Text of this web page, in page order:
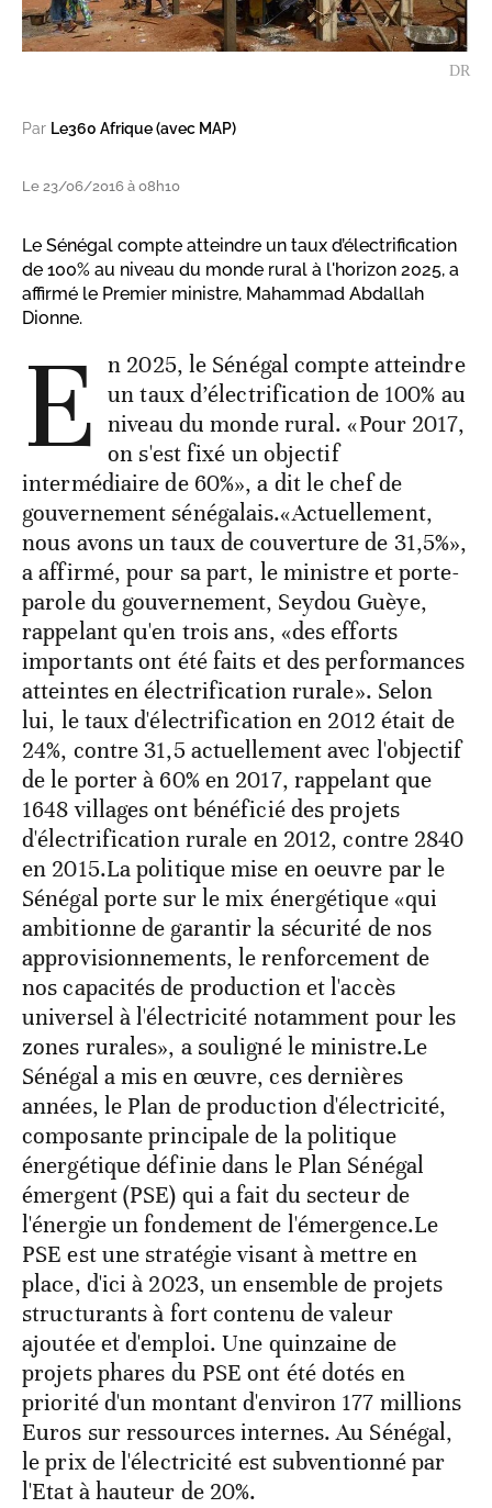
DR
Par Le360 Afrique (avec MAP)
Le 23/06/2016 à 08h10
Le Sénégal compte atteindre un taux d’électrification
de 100% au niveau du monde rural à l'horizon 2025, a
affirmé le Premier ministre, Mahammad Abdallah
Dionne.
E n 2025, le Sénégal compte atteindre
un taux d’électrification de 100% au
niveau du monde rural. «Pour 2017,
on s'est fixé un objectif
intermédiaire de 60%», a dit le chef de
gouvernement sénégalais.«Actuellement,
nous avons un taux de couverture de 31,5%»,
a affirmé, pour sa part, le ministre et porte-
parole du gouvernement, Seydou Guèye,
rappelant qu'en trois ans, «des efforts
importants ont été faits et des performances
atteintes en électrification rurale». Selon
lui, le taux d'électrification en 2012 était de
24%, contre 31,5 actuellement avec l'objectif
de le porter à 60% en 2017, rappelant que
1648 villages ont bénéficié des projets
d'électrification rurale en 2012, contre 2840
en 2015.La politique mise en oeuvre par le
Sénégal porte sur le mix énergétique «qui
ambitionne de garantir la sécurité de nos
approvisionnements, le renforcement de
nos capacités de production et l'accès
universel à l'électricité notamment pour les
zones rurales», a souligné le ministre.Le
Sénégal a mis en œuvre, ces dernières
années, le Plan de production d'électricité,
composante principale de la politique
énergétique définie dans le Plan Sénégal
émergent (PSE) qui a fait du secteur de
l'énergie un fondement de l'émergence.Le
PSE est une stratégie visant à mettre en
place, d'ici à 2023, un ensemble de projets
structurants à fort contenu de valeur
ajoutée et d'emploi. Une quinzaine de
projets phares du PSE ont été dotés en
priorité d'un montant d'environ 177 millions
Euros sur ressources internes. Au Sénégal,
le prix de l'électricité est subventionné par
l'Etat à hauteur de 20%.